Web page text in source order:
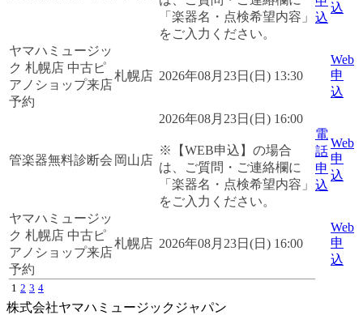
「楽器名・点検希望内容」
をご入力ください。
込
込
ヤマハミュージッ
ク 札幌店 中古ピ
アノショップ来店
予約
札幌店 2026年08月23日(日) 13:30
Web
申
込
管楽器無料診断会 岡山店
2026年08月23日(日) 16:00
※【WEB申込】の場合
は、ご質問・ご連絡欄に
「楽器名・点検希望内容」
をご入力ください。
電
話
申
込
Web
申
込
ヤマハミュージッ
ク 札幌店 中古ピ
アノショップ来店
予約
札幌店 2026年08月23日(日) 16:00
Web
申
込
1 2 3 4
株式会社ヤマハミュージックジャパン